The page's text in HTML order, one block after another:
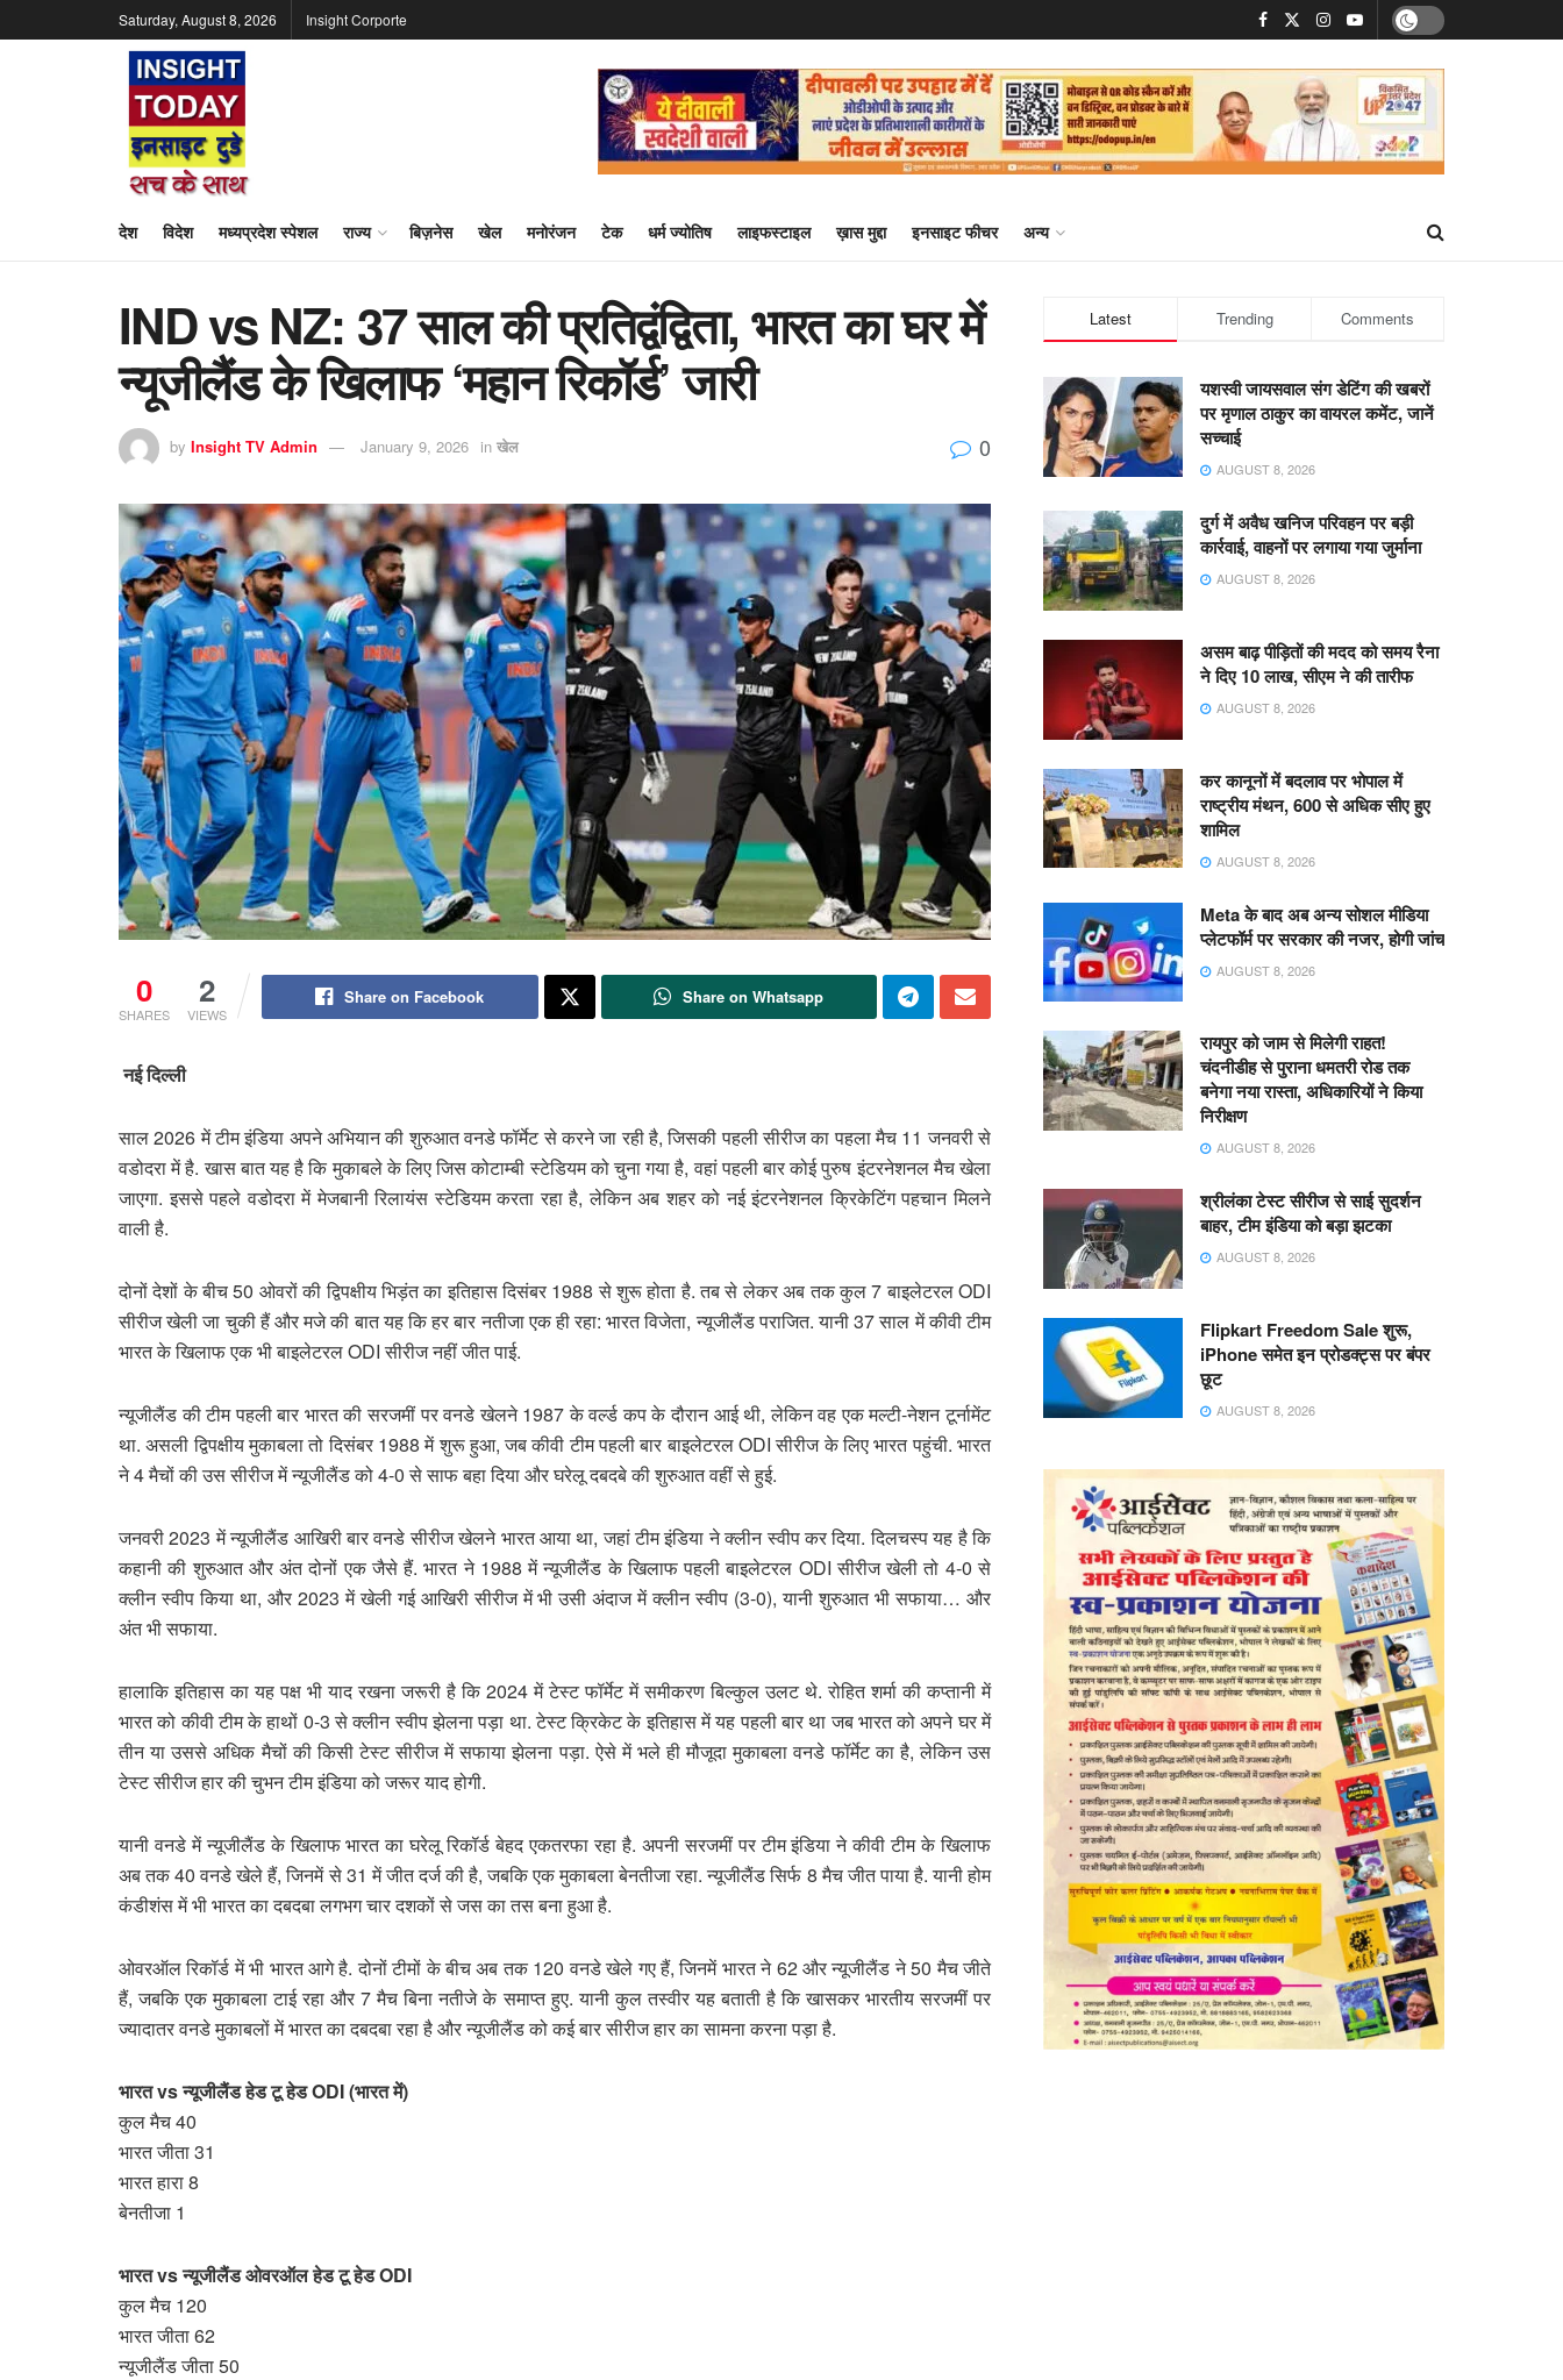
Saturday, August 8, 2026 Insight Corporte
देश विदेश मध्यप्रदेश स्पेशल राज्य बिज़नेस खेल मनोरंजन टेक धर्म ज्योतिष लाइफस्टाइल ख़ास मुद्दा इनसाइट फीचर अन्य
IND vs NZ: 37 साल की प्रतिद्वंद्विता, भारत का घर में
न्यूजीलैंड के खिलाफ ‘महान रिकॉर्ड’ जारी
by Insight TV Admin January 9, 2026 in खेल 0
0
SHARES
2
VIEWS
Share on Facebook Share on Whatsapp
नई दिल्ली
साल 2026 में टीम इंडिया अपने अभियान की शुरुआत वनडे फॉर्मेट से करने जा रही है, जिसकी पहली सीरीज का पहला मैच 11 जनवरी से
वडोदरा में है. खास बात यह है कि मुकाबले के लिए जिस कोटाम्बी स्टेडियम को चुना गया है, वहां पहली बार कोई पुरुष इंटरनेशनल मैच खेला
जाएगा. इससे पहले वडोदरा में मेजबानी रिलायंस स्टेडियम करता रहा है, लेकिन अब शहर को नई इंटरनेशनल क्रिकेटिंग पहचान मिलने
वाली है.
दोनों देशों के बीच 50 ओवरों की द्विपक्षीय भिड़ंत का इतिहास दिसंबर 1988 से शुरू होता है. तब से लेकर अब तक कुल 7 बाइलेटरल ODI
सीरीज खेली जा चुकी हैं और मजे की बात यह कि हर बार नतीजा एक ही रहा: भारत विजेता, न्यूजीलैंड पराजित. यानी 37 साल में कीवी टीम
भारत के खिलाफ एक भी बाइलेटरल ODI सीरीज नहीं जीत पाई.
न्यूजीलैंड की टीम पहली बार भारत की सरजमीं पर वनडे खेलने 1987 के वर्ल्ड कप के दौरान आई थी, लेकिन वह एक मल्टी-नेशन टूर्नामेंट
था. असली द्विपक्षीय मुकाबला तो दिसंबर 1988 में शुरू हुआ, जब कीवी टीम पहली बार बाइलेटरल ODI सीरीज के लिए भारत पहुंची. भारत
ने 4 मैचों की उस सीरीज में न्यूजीलैंड को 4-0 से साफ बहा दिया और घरेलू दबदबे की शुरुआत वहीं से हुई.
जनवरी 2023 में न्यूजीलैंड आखिरी बार वनडे सीरीज खेलने भारत आया था, जहां टीम इंडिया ने क्लीन स्वीप कर दिया. दिलचस्प यह है कि
कहानी की शुरुआत और अंत दोनों एक जैसे हैं. भारत ने 1988 में न्यूजीलैंड के खिलाफ पहली बाइलेटरल ODI सीरीज खेली तो 4-0 से
क्लीन स्वीप किया था, और 2023 में खेली गई आखिरी सीरीज में भी उसी अंदाज में क्लीन स्वीप (3-0), यानी शुरुआत भी सफाया… और
अंत भी सफाया.
हालाकि इतिहास का यह पक्ष भी याद रखना जरूरी है कि 2024 में टेस्ट फॉर्मेट में समीकरण बिल्कुल उलट थे. रोहित शर्मा की कप्तानी में
भारत को कीवी टीम के हाथों 0-3 से क्लीन स्वीप झेलना पड़ा था. टेस्ट क्रिकेट के इतिहास में यह पहली बार था जब भारत को अपने घर में
तीन या उससे अधिक मैचों की किसी टेस्ट सीरीज में सफाया झेलना पड़ा. ऐसे में भले ही मौजूदा मुकाबला वनडे फॉर्मेट का है, लेकिन उस
टेस्ट सीरीज हार की चुभन टीम इंडिया को जरूर याद होगी.
यानी वनडे में न्यूजीलैंड के खिलाफ भारत का घरेलू रिकॉर्ड बेहद एकतरफा रहा है. अपनी सरजमीं पर टीम इंडिया ने कीवी टीम के खिलाफ
अब तक 40 वनडे खेले हैं, जिनमें से 31 में जीत दर्ज की है, जबकि एक मुकाबला बेनतीजा रहा. न्यूजीलैंड सिर्फ 8 मैच जीत पाया है. यानी होम
कंडीशंस में भी भारत का दबदबा लगभग चार दशकों से जस का तस बना हुआ है.
ओवरऑल रिकॉर्ड में भी भारत आगे है. दोनों टीमों के बीच अब तक 120 वनडे खेले गए हैं, जिनमें भारत ने 62 और न्यूजीलैंड ने 50 मैच जीते
हैं, जबकि एक मुकाबला टाई रहा और 7 मैच बिना नतीजे के समाप्त हुए. यानी कुल तस्वीर यह बताती है कि खासकर भारतीय सरजमीं पर
ज्यादातर वनडे मुकाबलों में भारत का दबदबा रहा है और न्यूजीलैंड को कई बार सीरीज हार का सामना करना पड़ा है.
भारत vs न्यूजीलैंड हेड टू हेड ODI (भारत में)
कुल मैच 40
भारत जीता 31
भारत हारा 8
बेनतीजा 1
भारत vs न्यूजीलैंड ओवरऑल हेड टू हेड ODI
कुल मैच 120
भारत जीता 62
न्यूजीलैंड जीता 50
Latest Trending Comments
यशस्वी जायसवाल संग डेटिंग की खबरों
पर मृणाल ठाकुर का वायरल कमेंट, जानें
सच्चाई
AUGUST 8, 2026
दुर्ग में अवैध खनिज परिवहन पर बड़ी
कार्रवाई, वाहनों पर लगाया गया जुर्माना
AUGUST 8, 2026
असम बाढ़ पीड़ितों की मदद को समय रैना
ने दिए 10 लाख, सीएम ने की तारीफ
AUGUST 8, 2026
कर कानूनों में बदलाव पर भोपाल में
राष्ट्रीय मंथन, 600 से अधिक सीए हुए
शामिल
AUGUST 8, 2026
Meta के बाद अब अन्य सोशल मीडिया
प्लेटफॉर्म पर सरकार की नजर, होगी जांच
AUGUST 8, 2026
रायपुर को जाम से मिलेगी राहत!
चंदनीडीह से पुराना धमतरी रोड तक
बनेगा नया रास्ता, अधिकारियों ने किया
निरीक्षण
AUGUST 8, 2026
श्रीलंका टेस्ट सीरीज से साई सुदर्शन
बाहर, टीम इंडिया को बड़ा झटका
AUGUST 8, 2026
Flipkart Freedom Sale शुरू,
iPhone समेत इन प्रोडक्ट्स पर बंपर
छूट
AUGUST 8, 2026